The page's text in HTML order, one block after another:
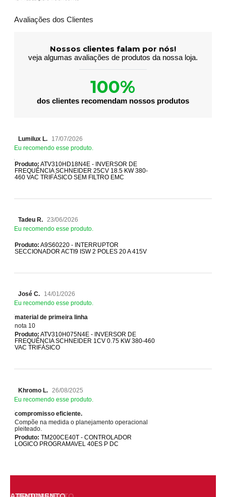
Avaliações dos Clientes
Nossos clientes falam por nós!
veja algumas avaliações de produtos da nossa loja.
100%
dos clientes recomendam nossos produtos
Lumilux L.
17/07/2026
Eu recomendo esse produto.
Produto: ATV310HD18N4E - INVERSOR DE
FREQUÊNCIA SCHNEIDER 25CV 18.5 KW 380-
460 VAC TRIFÁSICO SEM FILTRO EMC
Tadeu R. 23/06/2026
Eu recomendo esse produto.
Produto: A9S60220 - INTERRUPTOR
SECCIONADOR ACTI9 ISW 2 POLES 20 A 415V
José C.
14/01/2026
Eu recomendo esse produto.
material de primeira linha
nota 10
Produto: ATV310H075N4E - INVERSOR DE
FREQUÊNCIA SCHNEIDER 1CV 0.75 KW 380-460
VAC TRIFÁSICO
Khromo L.
26/08/2025
Eu recomendo esse produto.
compromisso eficiente.
Compõe na medida o planejamento operacional
pleiteado.
Produto: TM200CE40T - CONTROLADOR
LOGICO PROGRAMAVEL 40ES P DC